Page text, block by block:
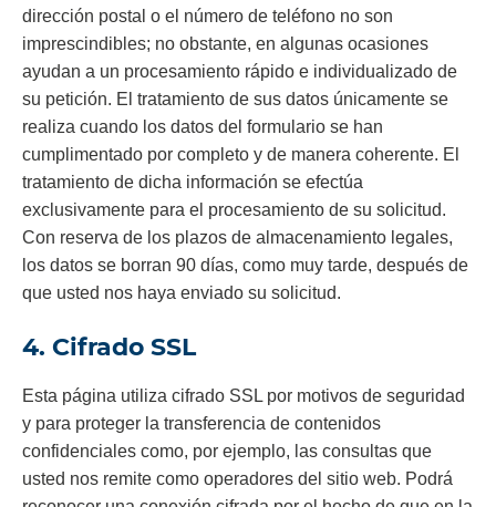
dirección postal o el número de teléfono no son
imprescindibles; no obstante, en algunas ocasiones
ayudan a un procesamiento rápido e individualizado de
su petición. El tratamiento de sus datos únicamente se
realiza cuando los datos del formulario se han
cumplimentado por completo y de manera coherente. El
tratamiento de dicha información se efectúa
exclusivamente para el procesamiento de su solicitud.
Con reserva de los plazos de almacenamiento legales,
los datos se borran 90 días, como muy tarde, después de
que usted nos haya enviado su solicitud.
4. Cifrado SSL
Esta página utiliza cifrado SSL por motivos de seguridad
y para proteger la transferencia de contenidos
confidenciales como, por ejemplo, las consultas que
usted nos remite como operadores del sitio web. Podrá